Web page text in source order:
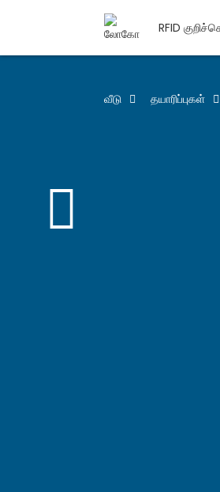
RFID
வீடு தயாரிப்புகள்